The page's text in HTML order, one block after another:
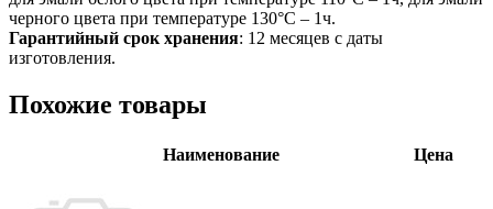
черного цвета при температуре 130°С – 1ч.
Гарантийный срок хранения: 12 месяцев с даты
изготовления.
Похожие товары
Наименование Цена